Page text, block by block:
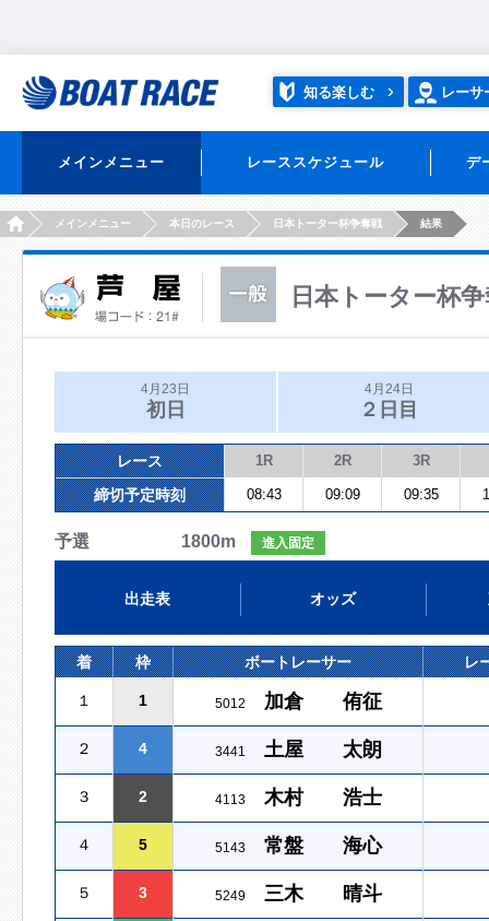
知る楽しむ レーサ
メインメニュー レーススケジュール デ
HOMEメインメニュー 本日のレース 日本トーター杯争奪戦 結果
日本トーター杯
4月23日
初日
4月24日
２日目
レース 1R 2R 3R
締切予定時刻 08:43 09:09 09:35
予選 1800m 進入固定
出走表 オッズ
着 枠 ボートレーサー レ
１ 1 5012 加倉 侑征
２ 4 3441 土屋 太朗
３ 2 4113 木村 浩士
４ 5 5143 常盤 海心
５ 3 5249 三木 晴斗